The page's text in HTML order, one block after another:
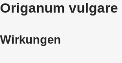
Origanum vulgare
Wirkungen